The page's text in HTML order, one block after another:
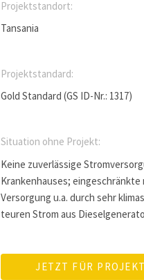
Projektstandort:
Tansania
Projektstandard:
Gold Standard (GS ID-Nr.: 1317)
Situation ohne Projekt:
Keine zuverlässige
Krankenhauses; eingeschränkte
Versorgung u.a. durch sehr
teuren Strom aus
JETZT FÜR